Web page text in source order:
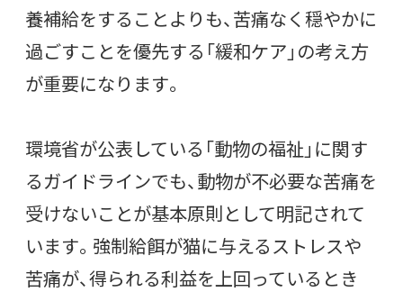
養補給をすることよりも、苦痛なく穏やかに
過ごすことを優先する「緩和ケア」の考え方
が重要になります。
環境省が公表している「動物の福祉」に関す
るガイドラインでも、動物が不必要な苦痛を
受けないことが基本原則として明記されて
います。強制給餌が猫に与えるストレスや
苦痛が、得られる利益を上回っているとき